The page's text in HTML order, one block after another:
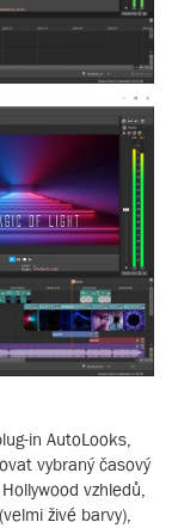
in AutoLooks,
vybraný časový
vzhledů,
živé barvy),